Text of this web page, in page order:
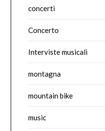
concerti
Concerto
Interviste musicali
montagna
mountain bike
music